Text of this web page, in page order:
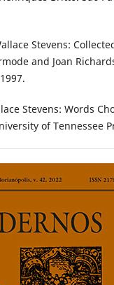
Stevens:
and Joan
Stevens: Words
of Tennessee